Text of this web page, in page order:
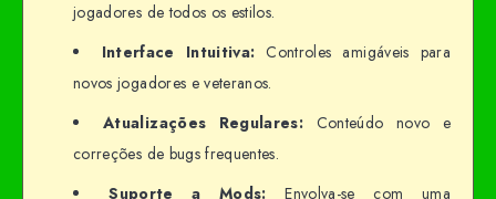
jogadores de todos os estilos.
Interface Intuitiva: Controles amigáveis para
novos jogadores e veteranos.
Atualizações Regulares: Conteúdo novo e
correções de bugs frequentes.
Suporte a Mods: Envolva-se com uma